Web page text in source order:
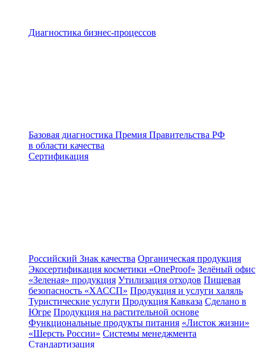
Диагностика бизнес-процессов
Базовая диагностика Премия Правительства РФ
в области качества
Сертификация
Российский Знак качества Органическая продукция
Экосертификация косметики «OneProof» Зелёный офис
«Зеленая» продукция Утилизация отходов Пищевая
безопасность «ХАССП» Продукция и услуги халяль
Туристические услуги Продукция Кавказа Сделано в
Югре Продукция на растительной основе
Функциональные продукты питания «Листок жизни»
«Шерсть России» Системы менеджмента
Стандартизация